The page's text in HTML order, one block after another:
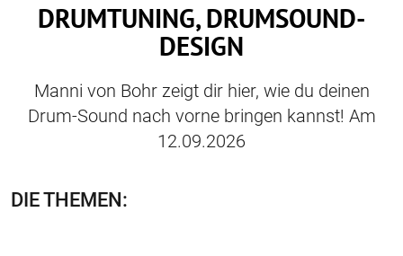
DRUMTUNING, DRUMSOUND-
DESIGN
Manni von Bohr zeigt dir hier, wie du deinen
Drum-Sound nach vorne bringen kannst! Am
12.09.2026
DIE THEMEN: